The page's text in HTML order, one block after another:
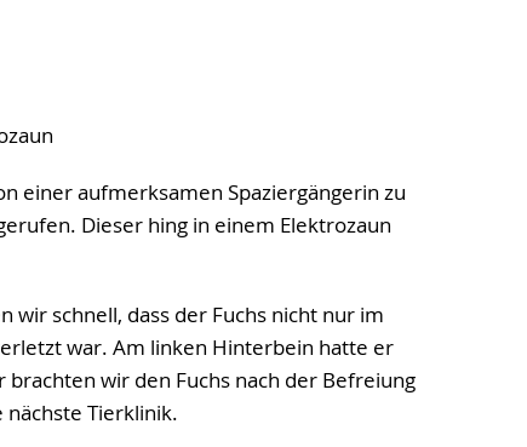
einer aufmerksamen Spaziergängerin zu
Dieser hing in einem Elektrozaun
wir schnell, dass der Fuchs nicht nur im
war. Am linken Hinterbein hatte er
wir den Fuchs nach der Befreiung
Tierklinik.